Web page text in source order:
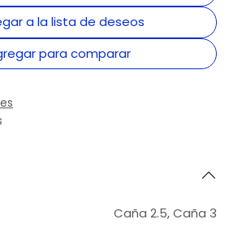
para comparar
a la lista de deseos
Caña 2.5,Caña 3